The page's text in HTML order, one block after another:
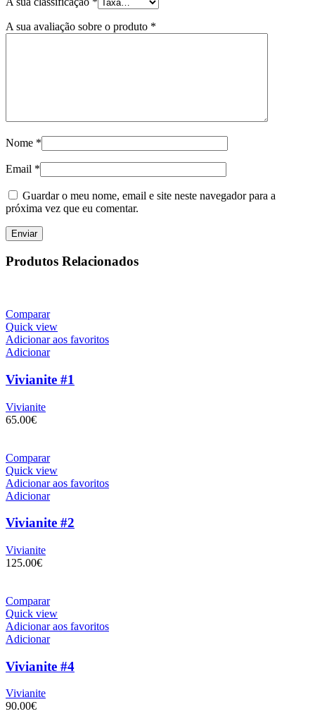
A sua avaliação sobre o produto *
Nome *
Email *
Guardar o meu nome, email e site neste navegador para a
próxima vez que eu comentar.
Produtos Relacionados
Comparar
Quick view
Adicionar aos favoritos
Adicionar
Vivianite #1
Vivianite
65.00€
Comparar
Quick view
Adicionar aos favoritos
Adicionar
Vivianite #2
Vivianite
125.00€
Comparar
Quick view
Adicionar aos favoritos
Adicionar
Vivianite #4
Vivianite
90.00€